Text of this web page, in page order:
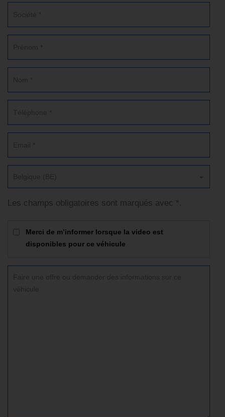
Les champs obligatoires sont marqués avec *.
Merci de m’informer lorsque la video est
disponibles pour ce véhicule